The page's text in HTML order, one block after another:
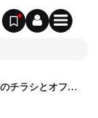
チラシとオファ